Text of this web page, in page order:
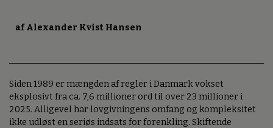
af Alexander Kvist Hansen
Siden 1989 er mængden af regler i Danmark vokset
eksplosivt fra ca. 7,6 millioner ord til over 23 millioner i
2025. Alligevel har lovgivningens omfang og kompleksitet
ikke udløst en seriøs indsats for forenkling. Skiftende